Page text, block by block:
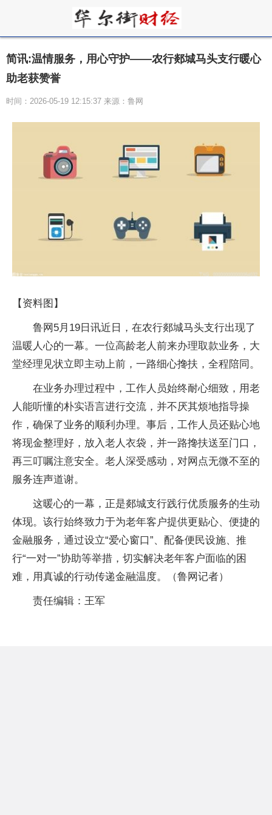
简讯:温情服务，用心守护——农行郯城马头支行暖心
助老获赞誉
时间：2026-05-19 12:15:37 来源：鲁网
【资料图】
鲁网5月19日讯近日，在农行郯城马头支行出现了
温暖人心的一幕。一位高龄老人前来办理取款业务，大
堂经理见状立即主动上前，一路细心搀扶，全程陪同。
在业务办理过程中，工作人员始终耐心细致，用老
人能听懂的朴实语言进行交流，并不厌其烦地指导操
作，确保了业务的顺利办理。事后，工作人员还贴心地
将现金整理好，放入老人衣袋，并一路搀扶送至门口，
再三叮嘱注意安全。老人深受感动，对网点无微不至的
服务连声道谢。
这暖心的一幕，正是郯城支行践行优质服务的生动
体现。该行始终致力于为老年客户提供更贴心、便捷的
金融服务，通过设立“爱心窗口”、配备便民设施、推
行“一对一”协助等举措，切实解决老年客户面临的困
难，用真诚的行动传递金融温度。（鲁网记者）
责任编辑：王军